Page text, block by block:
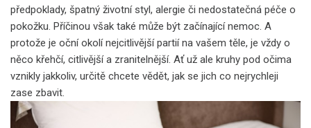
předpoklady, špatný životní styl, alergie či nedostatečná péče o
pokožku. Příčinou však také může být začínající nemoc. A
protože je oční okolí nejcitlivější partií na vašem těle, je vždy o
něco křehčí, citlivější a zranitelnější. Ať už ale kruhy pod očima
vznikly jakkoliv, určitě chcete vědět, jak se jich co nejrychleji
zase zbavit.